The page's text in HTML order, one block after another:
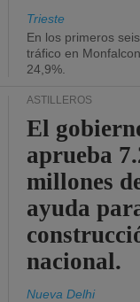
Trieste
En los primeros
tráfico en
24,9%.
ASTILLEROS
El
aprueba
millones
ayuda
nacional.
Nueva Delhi